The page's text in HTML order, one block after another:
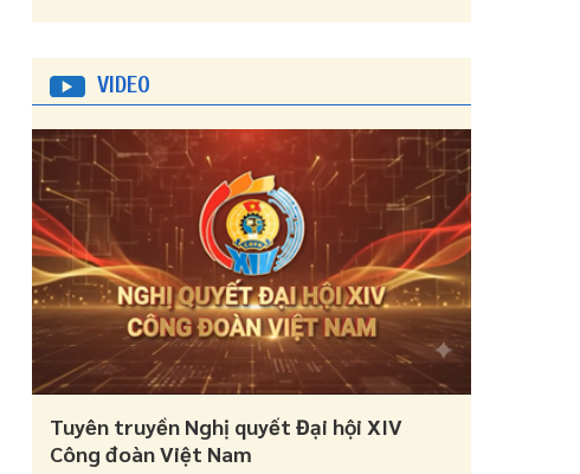
VIDEO
Tuyên truyền Nghị quyết Đại hội XIV
Công đoàn Việt Nam